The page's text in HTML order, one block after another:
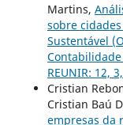
Martins,
sobre
Sustentável
REUNIR: 12,
Cristian
Cristian Baú
empresas da